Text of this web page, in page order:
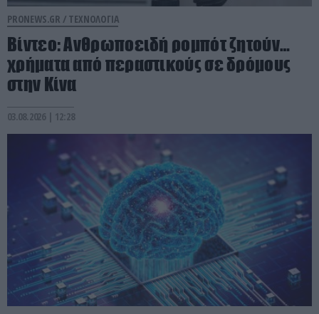
PRONEWS.GR / ΤΕΧΝΟΛΟΓΙΑ
Βίντεο: Ανθρωποειδή ρομπότ ζητούν…
χρήματα από περαστικούς σε δρόμους
στην Κίνα
03.08.2026 | 12:28